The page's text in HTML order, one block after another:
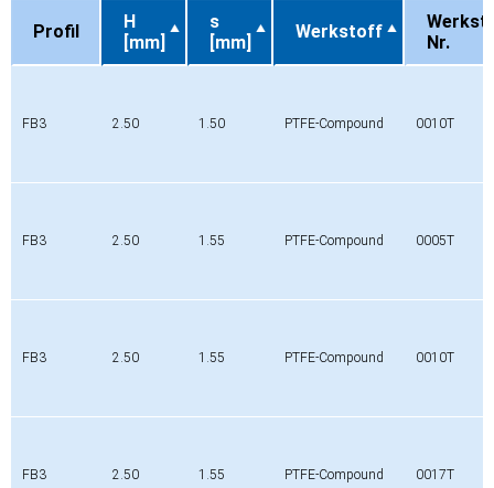
Profil
H
[mm]
s
[mm]
Werkstoff
Werkst.
Nr.
FB3 2.50 1.50 PTFE-Compound 0010T
FB3 2.50 1.55 PTFE-Compound 0005T
FB3 2.50 1.55 PTFE-Compound 0010T
FB3 2.50 1.55 PTFE-Compound 0017T